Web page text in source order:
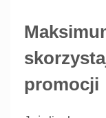
promocji